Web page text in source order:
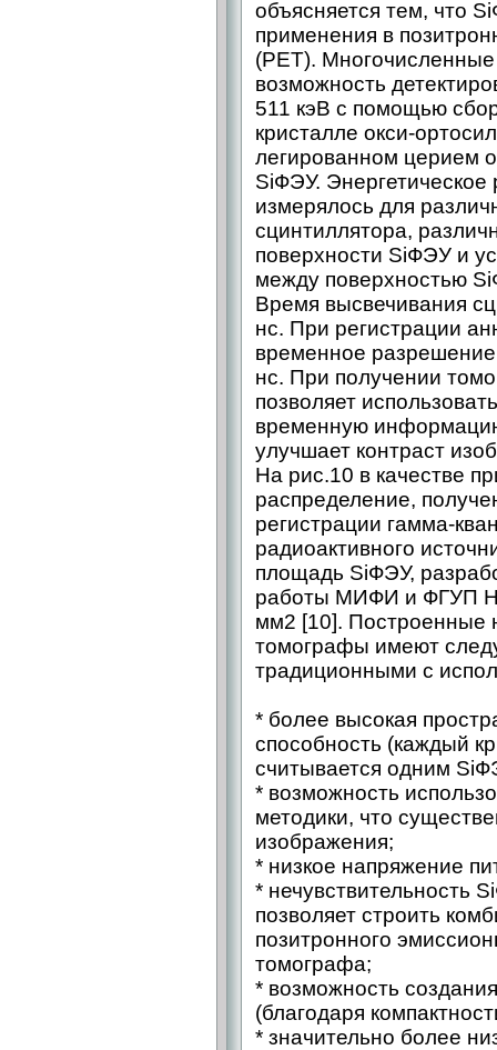
объясняется тем, что
применения в
(PET).
возможность
511 кэВ с помощью
кристалле окси-
легированном церием
SiФЭУ.
измерялось для
сцинтиллятора,
поверхности SiФЭУ и
между поверхностью
Время высвечивания
нс. При регистрации
временное
нс. При получении
позволяет
временную
улучшает контраст
На рис.10 в качестве
распределение,
регистрации гамма-
радиоактивного
площадь SiФЭУ,
работы МИФИ и ФГУП
мм2 [10]. Построенные
томографы имеют
традиционными с
* более высокая
способность (каждый
считывается одним
* возможность
методики, что
изображения;
* низкое напряжение
* нечувствительность
позволяет строить
позитронного
томографа;
* возможность
(благодаря
* значительно более